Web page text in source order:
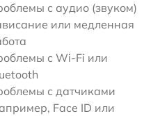
с аудио (звуком)
или медленная
с Wi-Fi или
с датчиками
Face ID или